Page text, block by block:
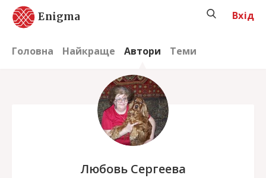
Enigma
Головна Найкраще Автори Теми
Вхід
Любовь Сергеева